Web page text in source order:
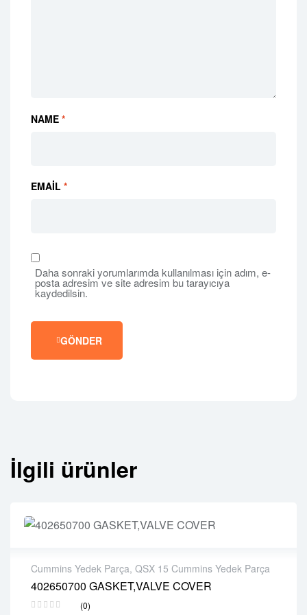
NAME *
EMAIL *
Daha sonraki yorumlarımda kullanılması için adım, e-
posta adresim ve site adresim bu tarayıcıya
kaydedilsin.
GÖNDER
İlgili ürünler
Cummins Yedek Parça, QSX 15 Cummins Yedek Parça
402650700 GASKET,VALVE COVER
(0)
2 years warranty
Delivery time: 1-2 business days